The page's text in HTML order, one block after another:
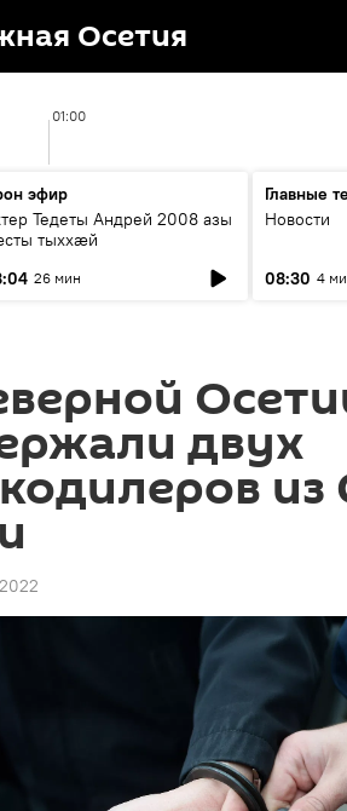
Осетия
01:00
эфир
Тедеты Андрей 2008 азы
тыххæй
26 мин
Главные
Новости
08:30 4
двух
из